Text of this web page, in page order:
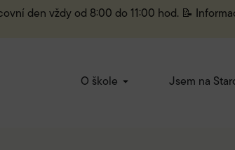
den vždy od 8:00 do 11:00 hod. 📝
O škole Jsem na